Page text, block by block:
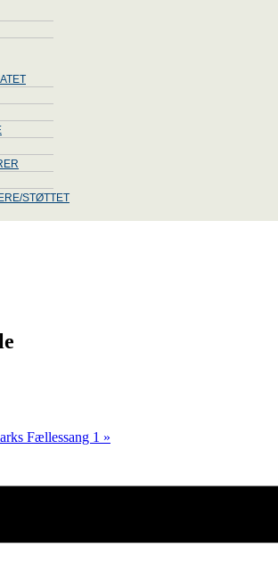
STØTTET
Fællessang 1 »